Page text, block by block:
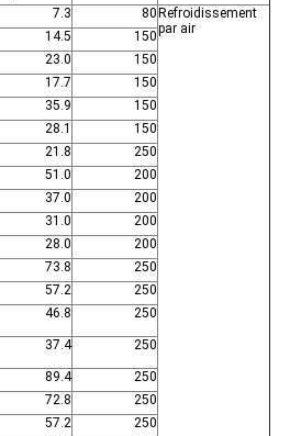
7.3 80 Refroidissement
par air
14.5
150
23.0
150
17.7
150
35.9
150
28.1
150
21.8
250
51.0
200
37.0
200
31.0
200
28.0
200
73.8
250
57.2
250
46.8 250
37.4 250
89.4
250
72.8
250
57.2
250